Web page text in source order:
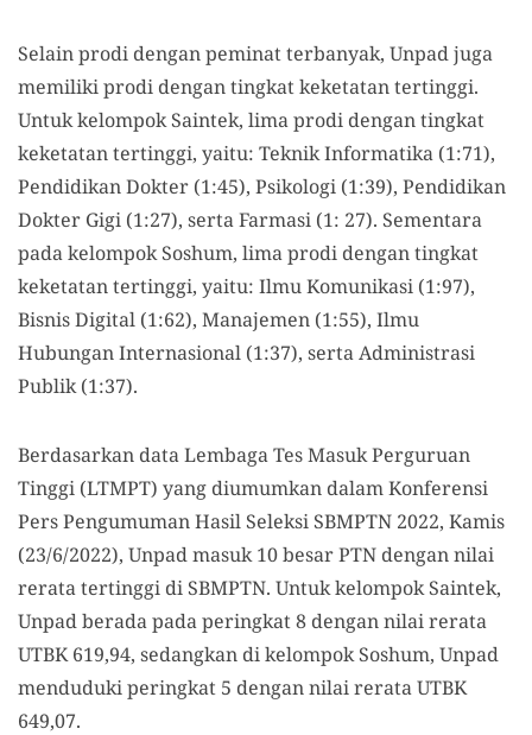
Selain prodi dengan peminat terbanyak, Unpad juga
memiliki prodi dengan tingkat keketatan tertinggi.
Untuk kelompok Saintek, lima prodi dengan tingkat
keketatan tertinggi, yaitu: Teknik Informatika (1:71),
Pendidikan Dokter (1:45), Psikologi (1:39), Pendidikan
Dokter Gigi (1:27), serta Farmasi (1: 27). Sementara
pada kelompok Soshum, lima prodi dengan tingkat
keketatan tertinggi, yaitu: Ilmu Komunikasi (1:97),
Bisnis Digital (1:62), Manajemen (1:55), Ilmu
Hubungan Internasional (1:37), serta Administrasi
Publik (1:37).
Berdasarkan data Lembaga Tes Masuk Perguruan
Tinggi (LTMPT) yang diumumkan dalam Konferensi
Pers Pengumuman Hasil Seleksi SBMPTN 2022, Kamis
(23/6/2022), Unpad masuk 10 besar PTN dengan nilai
rerata tertinggi di SBMPTN. Untuk kelompok Saintek,
Unpad berada pada peringkat 8 dengan nilai rerata
UTBK 619,94, sedangkan di kelompok Soshum, Unpad
menduduki peringkat 5 dengan nilai rerata UTBK
649,07.